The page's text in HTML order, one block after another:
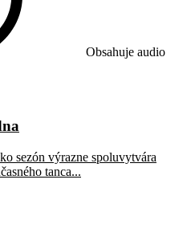
Obsahuje audio
sezón výrazne spoluvytvára
tanca...